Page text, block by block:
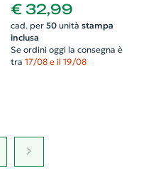
caricabatterie rapido
magnetico wireless 10W
€ 32,99
cad. per 50unità stampa
inclusa
Se ordini oggi la consegna è
tra 17/08 e il 19/08